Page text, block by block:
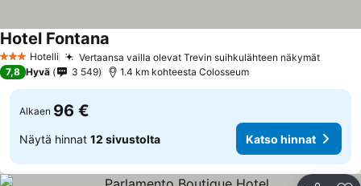
3 Tähtiluokitus
Hotelli Vertaansa vailla olevat Trevin suihkulähteen näkymätKatso
Hotel Fontana
7,8 Hyvä 3 549 1.4 km kohteesta Colosseum
Alkaen 96 €
Näytä hinnat 12 sivustolta Katso hinnat